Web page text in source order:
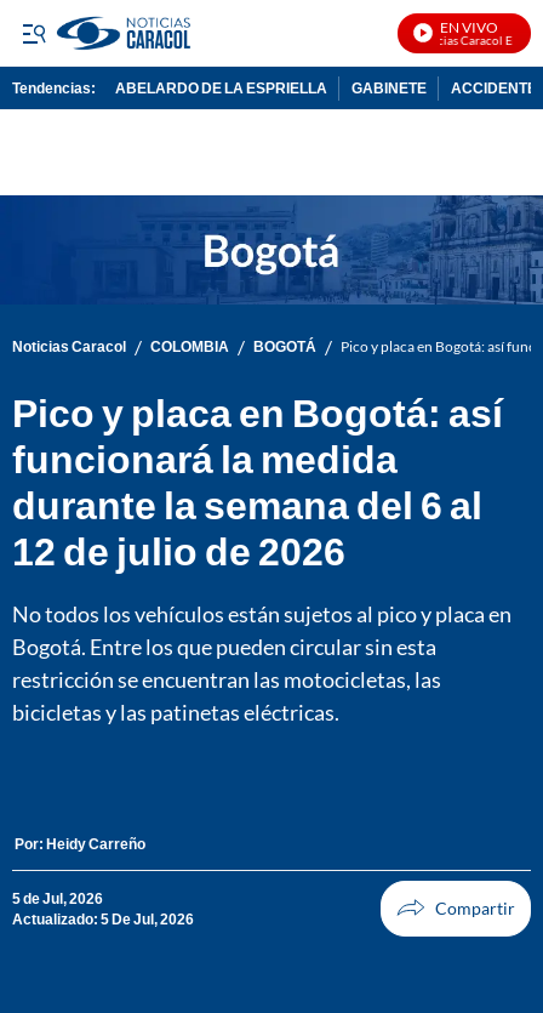
EN VIVO
Noticias Caracol En Vivo
Tendencias: ABELARDO DE LA ESPRIELLA GABINETE ACCIDENTE
Noticias Caracol / COLOMBIA / BOGOTÁ / Pico y placa en Bogotá: así
Pico y placa en Bogotá: así
funcionará la medida
durante la semana del 6 al
12 de julio de 2026
No todos los vehículos están sujetos al pico y placa en
Bogotá. Entre los que pueden circular sin esta
restricción se encuentran las motocicletas, las
bicicletas y las patinetas eléctricas.
Por: Heidy Carreño
5 de Jul, 2026
Actualizado: 5 De Jul, 2026